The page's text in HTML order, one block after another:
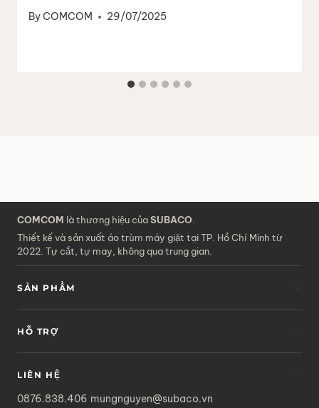
ByCOMCOM 29/07/2025
COMCOM là thương hiệu củaSUBACO
Thiết kế và sản xuất áo trùm máy giặt tại TP. Hồ Chí Minh từ
2022. Tự cắt, tự may, không qua trung gian.
SẢN PHẨM
HỖ TRỢ
LIÊN HỆ
0876.838.406 mungnguyen@subaco.vn